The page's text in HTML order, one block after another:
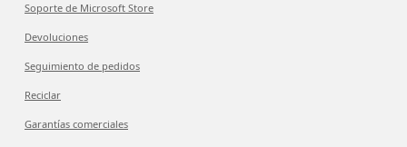
Soporte de Microsoft Store
Devoluciones
Seguimiento de pedidos
Reciclar
Garantías comerciales